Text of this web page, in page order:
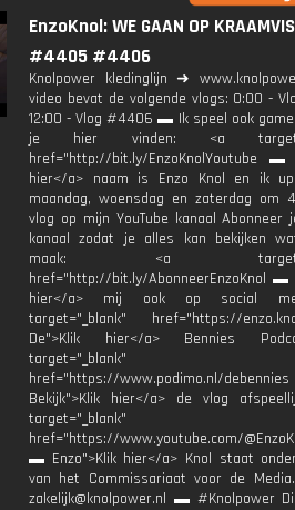
EnzoKnol: WE GAAN OP
#4405 #4406
Knolpower kledinglijn ➜
video bevat de volgende vlogs: 0:00 -
12:00 - Vlog #4406 ▬ Ik speel ook
je hier vinden: <a
href="http://bit.ly/EnzoKnolYoutube ▬
hier</a> naam is Enzo Knol en ik
maandag, woensdag en zaterdag om
vlog op mijn YouTube kanaal Abonneer
kanaal zodat je alles kan bekijken
maak: <a
href="http://bit.ly/AbonneerEnzoKnol ▬
hier</a> mij ook op social
target="_blank" href="https://
De">Klik hier</a> Bennies
target="_blank"
href="https://www.podimo.nl/debennies
Bekijk">Klik hier</a> de vlog
target="_blank"
href="https://www.youtube.com/
▬ Enzo">Klik hier</a> Knol staat
van het Commissariaat voor de
zakelijk@knolpower.nl ▬ #Knolpower